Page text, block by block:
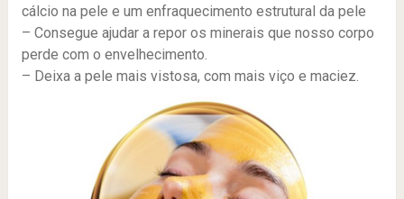
cálcio na pele e um enfraquecimento estrutural da pele
– Consegue ajudar a repor os minerais que nosso corpo
perde com o envelhecimento.
– Deixa a pele mais vistosa, com mais viço e maciez.